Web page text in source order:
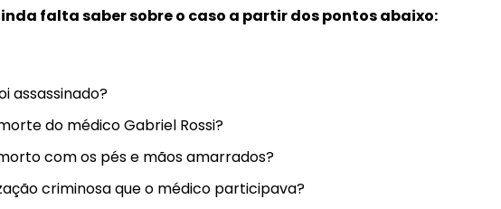
falta saber sobre o caso a partir dos pontos abaixo:
assassinado?
do médico Gabriel Rossi?
com os pés e mãos amarrados?
criminosa que o médico participava?